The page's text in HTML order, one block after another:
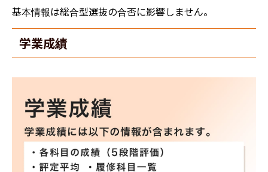
基本情報は総合型選抜の合否に影響しません。
学業成績